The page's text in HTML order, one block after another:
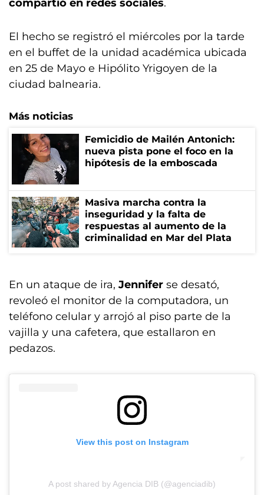
compartió en redes sociales.
El hecho se registró el miércoles por la tarde
en el buffet de la unidad académica ubicada
en 25 de Mayo e Hipólito Yrigoyen de la
ciudad balnearia.
Más noticias
Femicidio de Mailén Antonich:
nueva pista pone el foco en la
hipótesis de la emboscada
Masiva marcha contra la
inseguridad y la falta de
respuestas al aumento de la
criminalidad en Mar del Plata
En un ataque de ira, Jennifer se desató,
revoleó el monitor de la computadora, un
teléfono celular y arrojó al piso parte de la
vajilla y una cafetera, que estallaron en
pedazos.
View this post on Instagram
A post shared by Agencia DIB (@agenciadib)